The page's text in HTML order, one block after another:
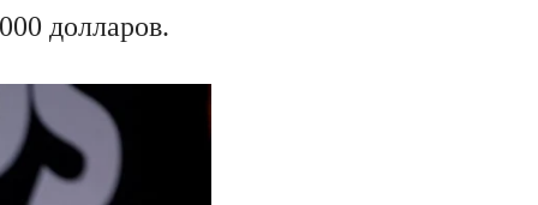
долларов.